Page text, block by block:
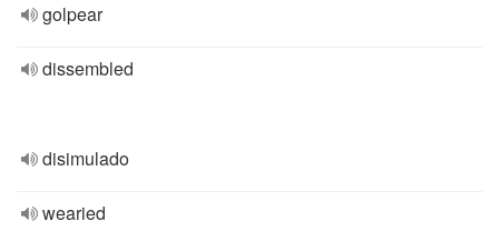
golpear
dissembled
disimulado
wearied